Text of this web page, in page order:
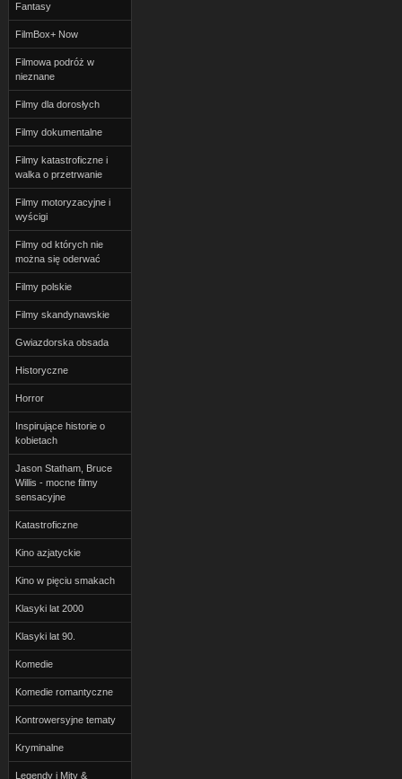
Fantasy
FilmBox+ Now
Filmowa podróż w
nieznane
Filmy dla dorosłych
Filmy dokumentalne
Filmy katastroficzne i
walka o przetrwanie
Filmy motoryzacyjne i
wyścigi
Filmy od których nie
można się oderwać
Filmy polskie
Filmy skandynawskie
Gwiazdorska obsada
Historyczne
Horror
Inspirujące historie o
kobietach
Jason Statham, Bruce
Willis - mocne filmy
sensacyjne
Katastroficzne
Kino azjatyckie
Kino w pięciu smakach
Klasyki lat 2000
Klasyki lat 90.
Komedie
Komedie romantyczne
Kontrowersyjne tematy
Kryminalne
Legendy i Mity &